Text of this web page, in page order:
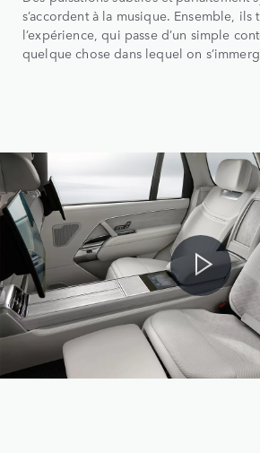
s’accordent à la musique. Ensemble, ils
l’expérience, qui passe d’un simple
quelque chose dans lequel on